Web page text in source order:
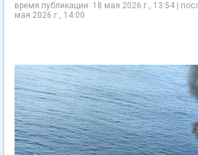
время публикации: 18 мая 2026 г., 13:54 |
мая 2026 г., 14:00